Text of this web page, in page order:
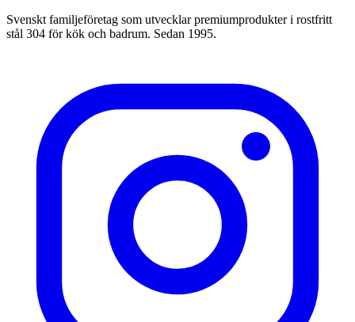
Svenskt familjeföretag som utvecklar premiumprodukter i rostfritt
stål 304 för kök och badrum. Sedan 1995.